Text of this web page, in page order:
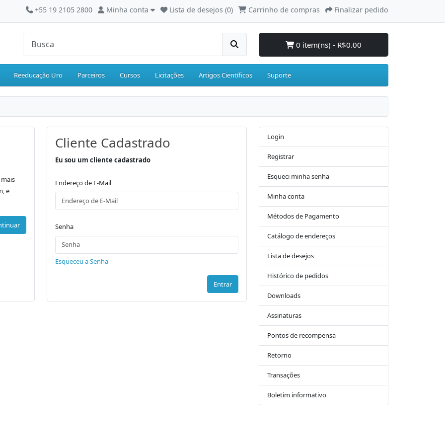
+55 19 2105 2800 Minha conta Lista de desejos (0) Carrinho de compras Finalizar pedido
0 item(ns) - R$0.00
Reeducação Uro Parceiros Cursos Licitações Artigos Científicos Suporte
e
Cliente Cadastrado
Eu sou um cliente cadastrado
Endereço de E-Mail
Senha
Esqueceu a Senha
Entrar
Login
Registrar
Esqueci minha senha
Minha conta
Métodos de Pagamento
Catálogo de endereços
Lista de desejos
Histórico de pedidos
Downloads
Assinaturas
Pontos de recompensa
Retorno
Transações
Boletim informativo